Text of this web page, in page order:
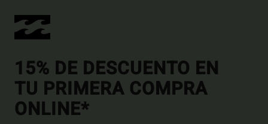
15% DE DESCUENTO EN
TU PRIMERA COMPRA
ONLINE*